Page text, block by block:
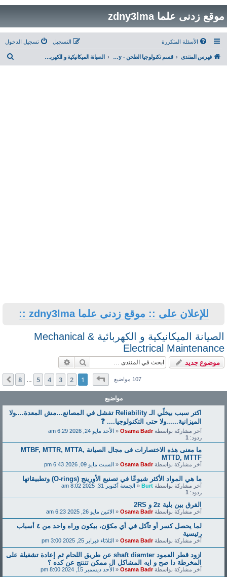
موقع زدنى علما zdny3lma
الأسئلة المتكررة تسجيل الدخول التسجيل
فهرس المنتدى قسم تكنولوجيا الطحن - Milling Technology الصيانة الميكانيكية و الكهربائية Mechanical & Electrical Maintenance
ب
للإعلان على :: موقع زدنى علما zdny3lma ::
الصيانة الميكانيكية و الكهربائية Mechanical &
Electrical Maintenance
موضوع جديد بحث
107 مواضيع صفحة1 من8
1
2
3
4
5
8 التالي
مواضيع
اكتر سبب بيخلّي الـ Reliability تفشل في المصانع…مش المعدة....ولا
الميزانية......ولا حتى التكنولوجيا.... ❓
آخر مشاركة بواسطةOsama Badr
«الأحد مايو 24, 2026 6:29 am
ردود: 1
ما معنى هذه الاختصارات فى مجال الصيانة MTBF, MTTR, MTTA,
MTTD, MTTF
آخر مشاركة بواسطةOsama Badr
«السبت مايو 09, 2026 6:43 pm
ما هي المواد الأكثر شيوعًا في تصنيع الأورينج (O-rings) وتطبيقاتها
آخر مشاركة بواسطةBurt
«الجمعة أكتوبر 31, 2025 8:02 am
ردود: 1
الفرق بين بلية 2z و 2RS
آخر مشاركة بواسطةOsama Badr
«الاثنين مايو 26, 2025 6:23 am
لما يحصل كسر أو تآكل في أي مكوّن، بيكون وراه واحد من ٤ أسباب
رئيسية
آخر مشاركة بواسطةOsama Badr
«الثلاثاء فبراير 25, 2025 3:00 pm
ازود قطر العمود shaft diamter عن طريق اللحام ثم إعادة تشغيلة على
المخرطة دا صح و ايه المشاكل ال ممكن تتنتج عن كده ؟
آخر مشاركة بواسطةOsama Badr
«الأحد ديسمبر 15, 2024 8:00 pm